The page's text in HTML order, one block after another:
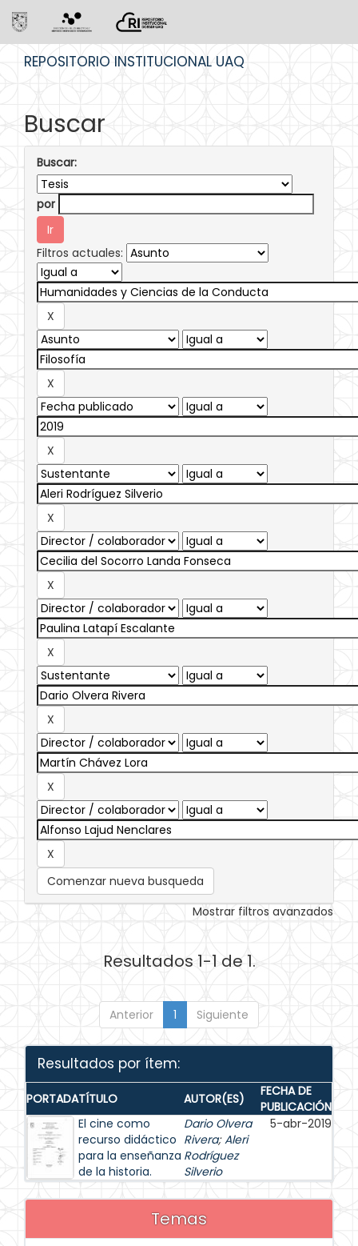
REPOSITORIO INSTITUCIONAL UAQ
Buscar
Buscar:
por
Filtros actuales:
Comenzar nueva busqueda
Mostrar filtros avanzados
Resultados 1-1 de 1.
Anterior 1 Siguiente
Resultados por ítem:
PORTADATÍTULO AUTOR(ES)
FECHA DE
PUBLICACIÓN
El cine como
recurso didáctico
para la enseñanza
de la historia.
Dario Olvera
Rivera;Aleri
Rodríguez
Silverio
5-abr-2019
Temas